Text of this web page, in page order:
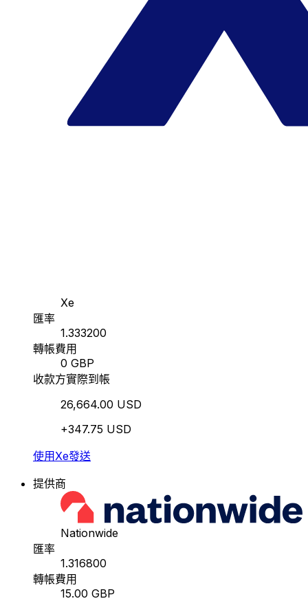
Xe
匯率
1.333200
轉帳費用
0 GBP
收款方實際到帳
26,664.00 USD
+347.75 USD
使用Xe發送
提供商
Nationwide
匯率
1.316800
轉帳費用
15.00 GBP